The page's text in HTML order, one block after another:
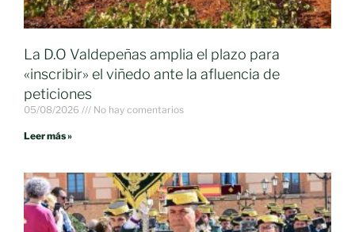
La D.O Valdepeñas amplia el plazo para
«inscribir» el viñedo ante la afluencia de
peticiones
05/08/2026 No hay comentarios
Leer más »